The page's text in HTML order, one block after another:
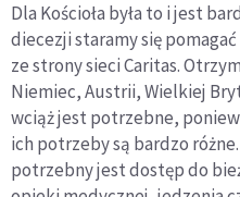
Dla Kościoła była to i jest
diecezji staramy się
ze strony sieci Caritas.
Niemiec, Austrii, Wielkiej
wciąż jest potrzebne,
ich potrzeby są bardzo
potrzebny jest dostęp do